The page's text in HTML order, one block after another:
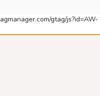
gtag/js?id=AW-